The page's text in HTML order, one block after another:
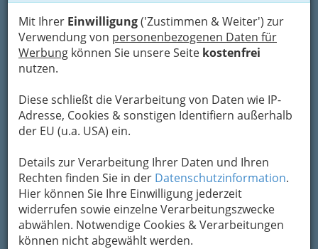
Mit Ihrer Einwilligung('Zustimmen & Weiter') zur
Verwendung von personenbezogenen Daten für
Werbung können Sie unsere Seite kostenfrei
nutzen.
Diese schließt die Verarbeitung von Daten wie IP-
Adresse, Cookies & sonstigen Identifiern außerhalb
der EU (u.a. USA) ein.
Details zur Verarbeitung Ihrer Daten und Ihren
Rechten finden Sie in der Datenschutzinformation.
Hier können Sie Ihre Einwilligung jederzeit
widerrufen sowie einzelne Verarbeitungszwecke
abwählen. Notwendige Cookies & Verarbeitungen
können nicht abgewählt werden.
Karte
Karte anzeigen
Kontaktaufnahme
Um die Info-Graz Firmenvor Spam-Mails zu
bewahren, verwenden wir an dieser Stelle zur
Übermittlung Ihrer Nachricht ein sicheres
Formular. Ihre Nachricht wird nach dem
Absenden umgehend per Mail an das
Unternehmen Weingut Puschnig weitergeleitet.